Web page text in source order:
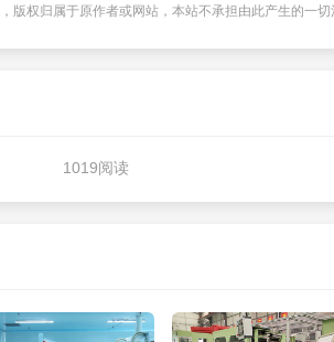
版权归属于原作者或网站，本站不承担由此产生的一
1019阅读